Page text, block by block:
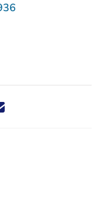
via X -
dit nieuwsbericht via
dit nieuwsbericht
Deel dit